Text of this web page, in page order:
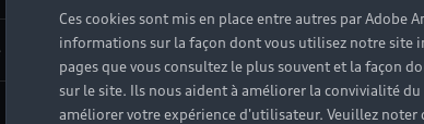
Ces cookies sont mis en place entre autres par Adobe
informations sur la façon dont vous utilisez notre site
pages que vous consultez le plus souvent et la façon
sur le site. Ils nous aident à améliorer la convivialité
améliorer votre expérience d'utilisateur. Veuillez noter